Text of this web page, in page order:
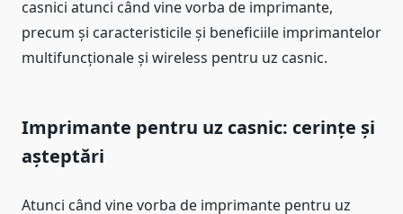
casnici atunci când vine vorba de imprimante,
precum și caracteristicile și beneficiile imprimantelor
multifuncționale și wireless pentru uz casnic.
Imprimante pentru uz casnic: cerințe și
așteptări
Atunci când vine vorba de imprimante pentru uz